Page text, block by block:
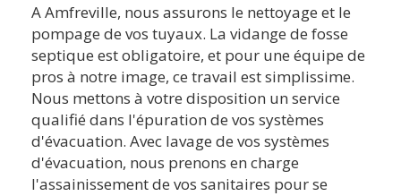
A Amfreville, nous assurons le nettoyage et le
pompage de vos tuyaux. La vidange de fosse
septique est obligatoire, et pour une équipe de
pros à notre image, ce travail est simplissime.
Nous mettons à votre disposition un service
qualifié dans l'épuration de vos systèmes
d'évacuation. Avec lavage de vos systèmes
d'évacuation, nous prenons en charge
l'assainissement de vos sanitaires pour se